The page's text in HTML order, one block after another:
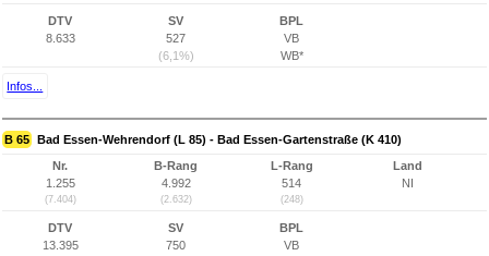
DTV
8.633
SV
527
(6,1%)
BPL
VB
WB*
Infos...
B 65 Bad Essen-Wehrendorf (L 85) - Bad Essen-Gartenstraße (K 410)
Nr.
1.255
(7.404)
B-Rang
4.992
(2.632)
L-Rang
514
(248)
Land
NI
DTV
13.395
SV
750
BPL
VB